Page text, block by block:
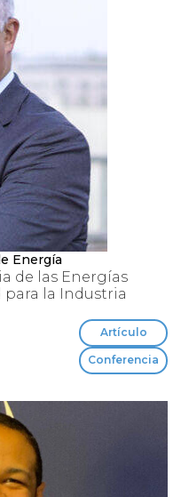
Energía
de las Energías
para la Industria
Artículo
Conferencia